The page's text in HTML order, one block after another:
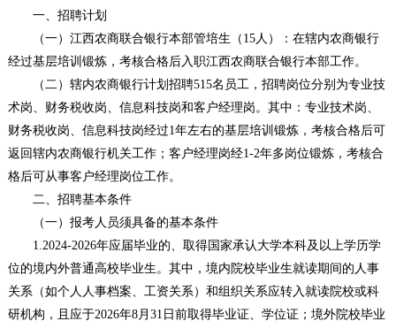
一、招聘计划
（一）江西农商联合银行本部管培生（15人）：在辖内农商银行
经过基层培训锻炼，考核合格后入职江西农商联合银行本部工作。
（二）辖内农商银行计划招聘515名员工，招聘岗位分别为专业技
术岗、财务税收岗、信息科技岗和客户经理岗。其中：专业技术岗、
财务税收岗、信息科技岗经过1年左右的基层培训锻炼，考核合格后可
返回辖内农商银行机关工作；客户经理岗经1-2年多岗位锻炼，考核合
格后可从事客户经理岗位工作。
二、招聘基本条件
（一）报考人员须具备的基本条件
1.2024-2026年应届毕业的、取得国家承认大学本科及以上学历学
位的境内外普通高校毕业生。其中，境内院校毕业生就读期间的人事
关系（如个人人事档案、工资关系）和组织关系应转入就读院校或科
研机构，且应于2026年8月31日前取得毕业证、学位证；境外院校毕业